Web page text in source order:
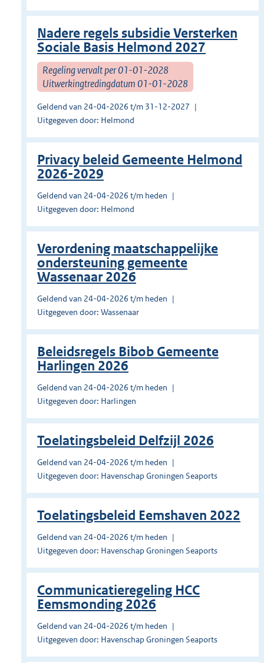
Nadere regels subsidie Versterken
Sociale Basis Helmond 2027
Regeling vervalt per 01-01-2028
Uitwerkingtredingdatum 01-01-2028
Geldend van 24-04-2026 t/m 31-12-2027
Uitgegeven door: Helmond
Privacy beleid Gemeente Helmond
2026-2029
Geldend van 24-04-2026 t/m heden
Uitgegeven door: Helmond
Verordening maatschappelijke
ondersteuning gemeente
Wassenaar 2026
Geldend van 24-04-2026 t/m heden
Uitgegeven door: Wassenaar
Beleidsregels Bibob Gemeente
Harlingen 2026
Geldend van 24-04-2026 t/m heden
Uitgegeven door: Harlingen
Toelatingsbeleid Delfzijl 2026
Geldend van 24-04-2026 t/m heden
Uitgegeven door: Havenschap Groningen Seaports
Toelatingsbeleid Eemshaven 2022
Geldend van 24-04-2026 t/m heden
Uitgegeven door: Havenschap Groningen Seaports
Communicatieregeling HCC
Eemsmonding 2026
Geldend van 24-04-2026 t/m heden
Uitgegeven door: Havenschap Groningen Seaports